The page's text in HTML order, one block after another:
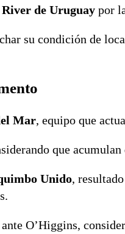
de Uruguay por
su condición de
Mar, equipo que
que
Unido,
O’Higgins,